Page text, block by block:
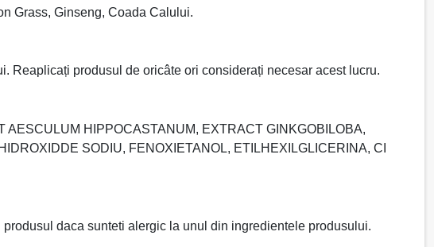
Grass, Ginseng, Coada Calului.
Reaplicați produsul de oricâte ori considerați necesar acest lucru.
AESCULUM HIPPOCASTANUM, EXTRACT GINKGOBILOBA,
SODIU, FENOXIETANOL, ETILHEXILGLICERINA, CI
daca sunteti alergic la unul din ingredientele produsului.